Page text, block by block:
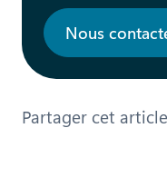
Nous
Partager cet article